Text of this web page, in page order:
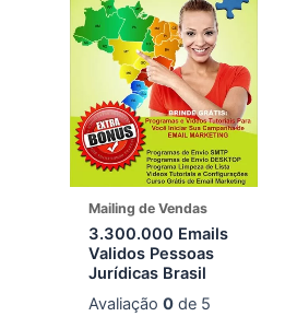
Mailing de Vendas
3.300.000 Emails
Validos Pessoas
Jurídicas Brasil
Avaliação0 de 5